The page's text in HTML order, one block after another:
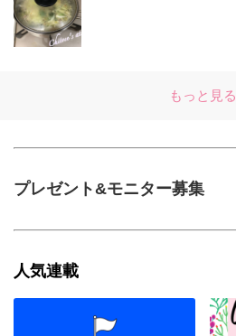
もっと見る
プレゼント&モニター募集
人気連載